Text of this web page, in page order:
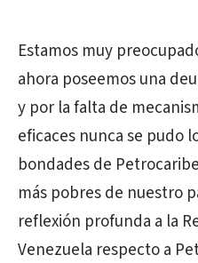
Estamos muy
ahora poseemos una
y por la falta de
eficaces nunca se pudo
bondades de
más pobres de nuestro
reflexión profunda a la
Venezuela respecto a